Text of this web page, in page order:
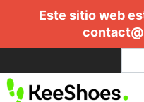
Este sitio web